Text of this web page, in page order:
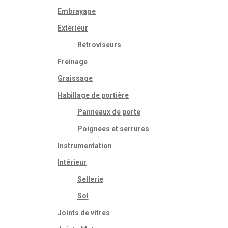
Embrayage
Extérieur
Rétroviseurs
Freinage
Graissage
Habillage de portière
Panneaux de porte
Poignées et serrures
Instrumentation
Intérieur
Sellerie
Sol
Joints de vitres